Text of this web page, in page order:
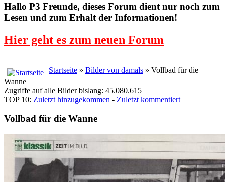
Hallo P3 Freunde, dieses Forum dient nur noch zum
Lesen und zum Erhalt der Informationen!
Hier geht es zum neuen Forum
Startseite » Bilder von damals » Vollbad für die
Wanne
Zugriffe auf alle Bilder bislang: 45.080.615
TOP 10: Zuletzt hinzugekommen - Zuletzt kommentiert
Vollbad für die Wanne